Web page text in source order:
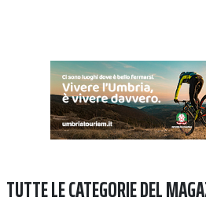
TUTTE LE CATEGORIE DEL